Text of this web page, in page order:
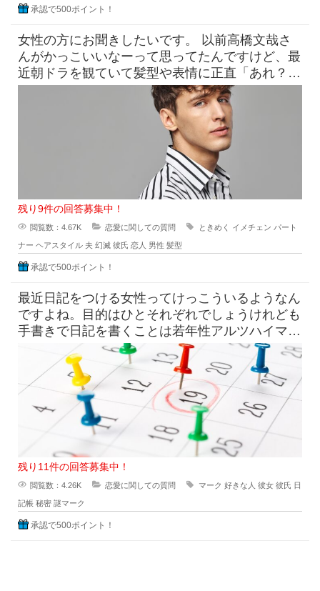
承認で500ポイント！
女性の方にお聞きしたいです。 以前高橋文哉さ
んがかっこいいなーって思ってたんですけど、最
近朝ドラを観ていて髪型や表情に正直「あれ？こ
んなんだっけ？」みたいにな
残り9件の回答募集中！
閲覧数：4.67K 恋愛に関しての質問 ときめく イメチェン パート
ナー ヘアスタイル 夫 幻滅 彼氏 恋人 男性 髪型
承認で500ポイント！
最近日記をつける女性ってけっこういるようなん
ですよね。目的はひとそれぞれでしょうけれども
手書きで日記を書くことは若年性アルツハイマー
にも効果はすこしくらいは貢献
残り11件の回答募集中！
閲覧数：4.26K 恋愛に関しての質問 マーク 好きな人 彼女 彼氏 日
記帳 秘密 謎マーク
承認で500ポイント！